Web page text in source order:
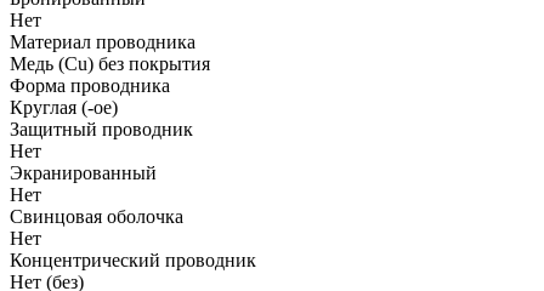
Нет
Материал проводника
Медь (Cu) без покрытия
Форма проводника
Круглая (-ое)
Защитный проводник
Нет
Экранированный
Нет
Свинцовая оболочка
Нет
Концентрический проводник
Нет (без)